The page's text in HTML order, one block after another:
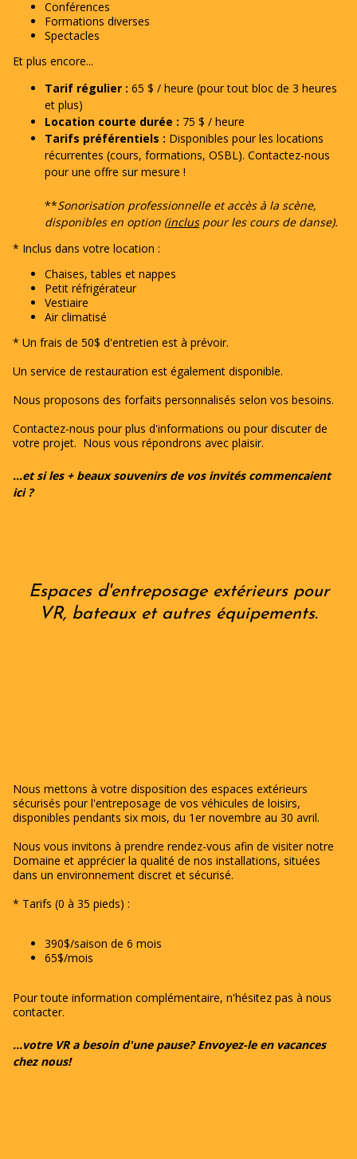
Conférences
Formations diverses
Spectacles
Et plus encore...
Tarif régulier : 65 $ / heure (pour tout bloc de 3 heures
et plus)
Location courte durée : 75 $ / heure
Tarifs préférentiels : Disponibles pour les locations
récurrentes (cours, formations, OSBL). Contactez-nous
pour une offre sur mesure !
**Sonorisation professionnelle et accès à la scène,
disponibles en option (incluspour les cours de danse).
* Inclus dans votre location :
Chaises, tables et nappes
Petit réfrigérateur
Vestiaire
Air climatisé
* Un frais de 50$ d'entretien est à prévoir.
Un service de restauration est également disponible.
Nous proposons des forfaits personnalisés selon vos besoins.
Contactez-nous pour plus d'informations ou pour discuter de
votre projet. Nous vous répondrons avec plaisir.
...et si les + beaux souvenirs de vos invités commencaient
ici ?
Espaces d'entreposage extérieurs pour
VR, bateaux et autres équipements.
Nous mettons à votre disposition des espaces extérieurs
sécurisés pour l'entreposage de vos véhicules de loisirs,
disponibles pendants six mois, du 1er novembre au 30 avril.
Nous vous invitons à prendre rendez-vous afin de visiter notre
Domaine et apprécier la qualité de nos installations, situées
dans un environnement discret et sécurisé.
* Tarifs (0 à 35 pieds) :
390$/saison de 6 mois
65$/mois
Pour toute information complémentaire, n'hésitez pas à nous
contacter.
...votre VR a besoin d'une pause? Envoyez-le en vacances
chez nous!